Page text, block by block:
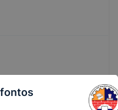
használatára (nem
a Google Inc. webes
Ennek során a
formáját